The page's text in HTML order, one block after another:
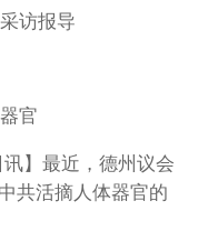
访报导
官
讯】最近，德州议会
共活摘人体器官的